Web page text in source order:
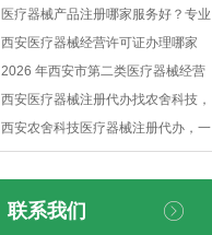
医疗器械产品注册哪家服务好？专业
靠谱首选农舍科技
西安医疗器械经营许可证办理哪家
快？高效办证首选农舍科技
2026 年西安市第二类医疗器械经营
备案完整流程与材料清单
西安医疗器械注册代办找农舍科技，
省心完成医械备案注册
西安农舍科技医疗器械注册代办，一
站式解决医械合规申报难题
联系我们